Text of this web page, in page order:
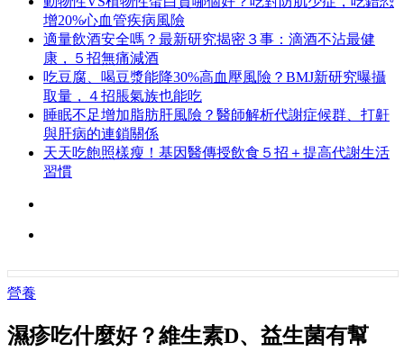
增20%心血管疾病風險
適量飲酒安全嗎？最新研究揭密３事：滴酒不沾最健
康，５招無痛減酒
吃豆腐、喝豆漿能降30%高血壓風險？BMJ新研究曝攝
取量，４招脹氣族也能吃
睡眠不足增加脂肪肝風險？醫師解析代謝症候群、打鼾
與肝病的連鎖關係
天天吃飽照樣瘦！基因醫傳授飲食５招＋提高代謝生活
習慣
營養
濕疹吃什麼好？維生素D、益生菌有幫